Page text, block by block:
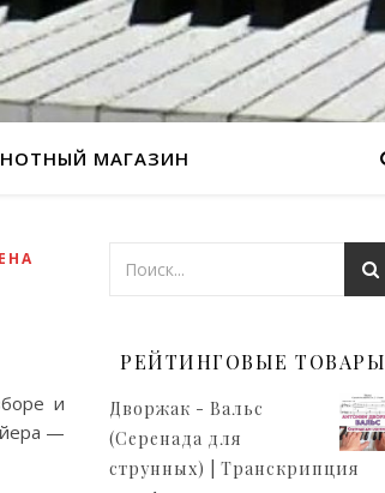
НОТНЫЙ МАГАЗИН
и
—
РЕЙТИНГОВЫЕ ТОВАРЫ
Дворжак - Вальс
(Серенада для
струнных) | Транскрипция